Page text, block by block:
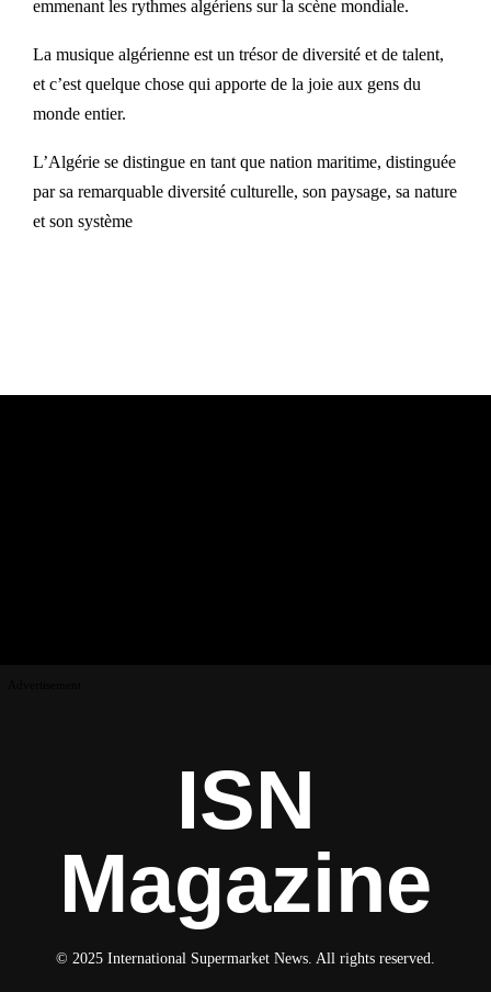
emmenant les rythmes algériens sur la scène mondiale.
La musique algérienne est un trésor de diversité et de talent,
et c’est quelque chose qui apporte de la joie aux gens du
monde entier.
L’Algérie se distingue en tant que nation maritime, distinguée
par sa remarquable diversité culturelle, son paysage, sa nature
et son système
ISN
Magazine
© 2025 International Supermarket News. All rights reserved.